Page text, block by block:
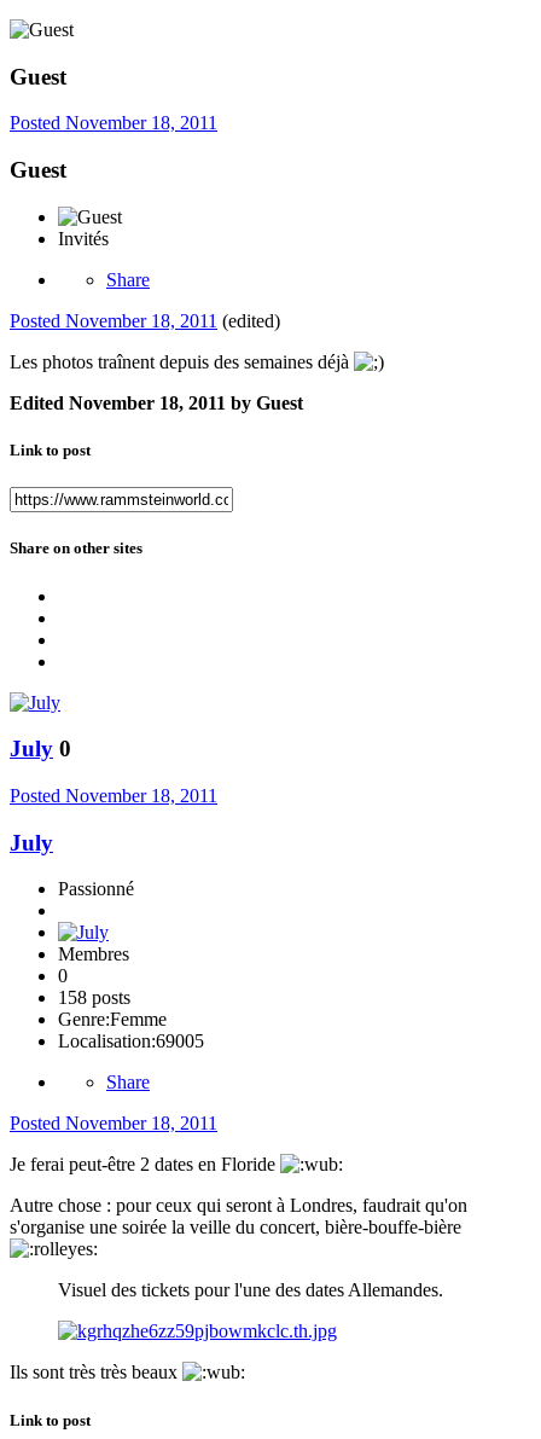
Guest
Posted November 18, 2011
Guest
Invités
Share
Posted November 18, 2011 (edited)
Les photos traînent depuis des semaines déjà
Edited November 18, 2011 by Guest
Link to post
Share on other sites
July 0
Posted November 18, 2011
July
Passionné
Membres
0
158 posts
Genre:Femme
Localisation:69005
Share
Posted November 18, 2011
Je ferai peut-être 2 dates en Floride
Autre chose : pour ceux qui seront à Londres, faudrait qu'on
s'organise une soirée la veille du concert, bière-bouffe-bière
Visuel des tickets pour l'une des dates Allemandes.
Ils sont très très beaux
Link to post